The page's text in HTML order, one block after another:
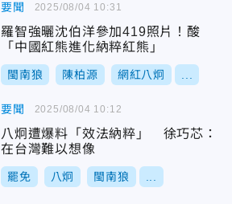
要聞
羅智強曬沈伯洋參加419照片！酸
「中國紅熊進化納粹紅熊」
閩南狼 陳柏源 網紅八炯
2025/08/04 10:31
要聞
八炯遭爆料「效法納粹」 徐巧芯：
在台灣難以想像
罷免 八炯 閩南狼
2025/08/04 10:12